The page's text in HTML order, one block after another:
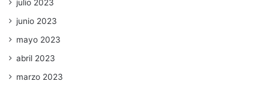
julio 2023
junio 2023
mayo 2023
abril 2023
marzo 2023